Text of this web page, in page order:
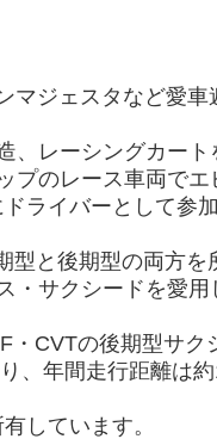
マジェスタなど愛車
レーシングカート
プのレース車両でエ
ライバーとして参
型と後期型の両方を
・サクシードを愛用
CVTの後期型サク
、年間走行距離は
しています。